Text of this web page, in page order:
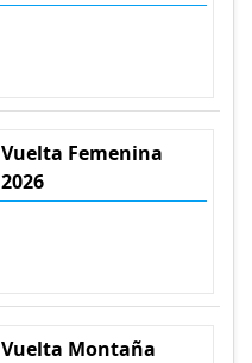
Vuelta Femenina
2026
Vuelta Montaña